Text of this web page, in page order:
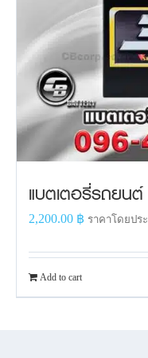
แบตเตอรี่รถยน
2,200.00 ฿ ราคาโดยปร
Add to cart